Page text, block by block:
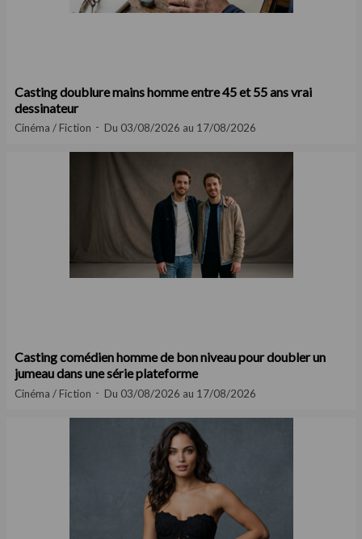
Casting doublure mains homme entre 45 et 55 ans vrai
dessinateur
Cinéma / Fiction Du 03/08/2026 au 17/08/2026
Casting comédien homme de bon niveau pour doubler un
jumeau dans une série plateforme
Cinéma / Fiction Du 03/08/2026 au 17/08/2026